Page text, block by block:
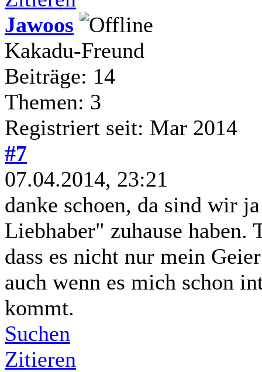
Jawoos
Kakadu-Freund
Beiträge: 14
Themen: 3
Registriert seit: Mar 2014
#7
07.04.2014, 23:21
danke schoen, da sind wir
Liebhaber" zuhause haben.
dass es nicht nur mein
auch wenn es mich schon
kommt.
Suchen
Zitieren